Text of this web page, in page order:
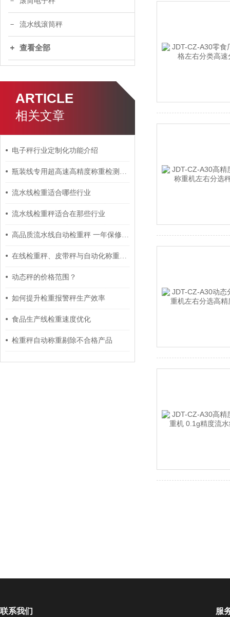
流水线滚筒秤
查看全部
ARTICLE
相关文章
电子秤行业定制化功能介绍
瓶装线专用超高速高精度称重检测皮带秤
流水线检重适合哪些行业
流水线检重秤适合在那些行业
高品质流水线自动检重秤 一年保修终身质保
在线检重秤、皮带秤与自动化称重标签打印综合方案
动态秤的价格范围？
如何提升检重报警秤生产效率
食品生产线检重速度优化
检重秤自动称重剔除不合格产品
联系我们 服